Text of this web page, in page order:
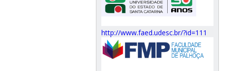
http://www.faed.udesc.br/?id=111